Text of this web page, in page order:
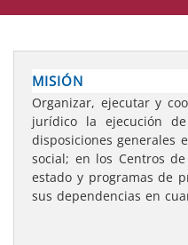
MISIÓN
Organizar, ejecutar y
jurídico la ejecución
disposiciones generales
social; en los Centros
estado y programas de
sus dependencias en